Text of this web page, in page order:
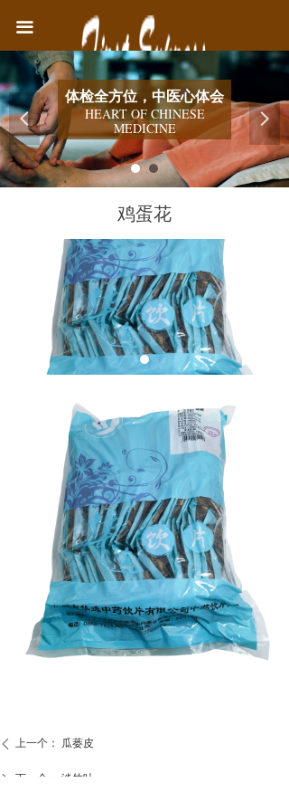
끀
首页
中医院简介
医疗业务
健康教育
联系我们
方位，中医心体会
OF CHINESE
MEDICINE
检
넳 넲
鸡蛋花
ꄴ 上一个： 瓜蒌皮
ꄲ 下一个： 淡竹叶